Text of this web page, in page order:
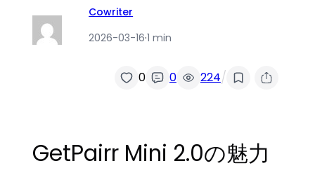
Cowriter
2026-03-16·1 min
0 0 224/
GetPairr Mini 2.0の魅力